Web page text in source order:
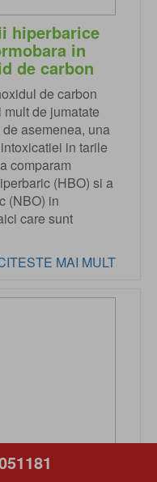
hiperbarice
in
de carbon
de carbon
de jumatate
asemenea, una
in tarile
comparam
(HBO) si a
(NBO) in
care sunt
MAI MULT